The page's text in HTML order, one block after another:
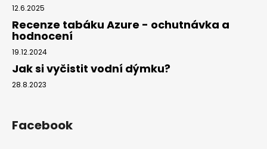
12.6.2025
Recenze tabáku Azure - ochutnávka a
hodnocení
19.12.2024
Jak si vyčistit vodní dýmku?
28.8.2023
Facebook